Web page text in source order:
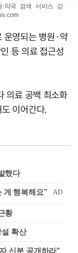
약국 검색 서비스 강
운영되는 병원·약
등 의료 접근성
의료 공백 최소화
이어간다.
했다
황
확산
신분 공개하라"